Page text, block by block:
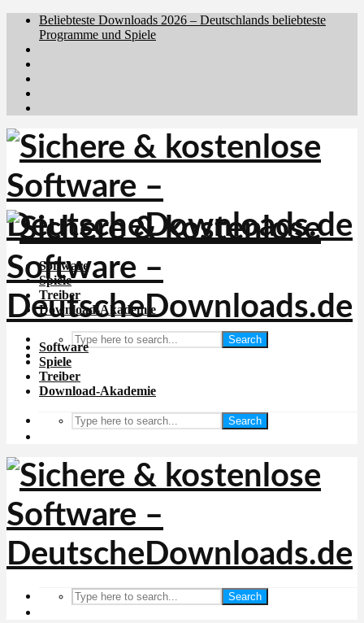
Beliebteste Downloads 2026 – Deutschlands beliebteste
Programme und Spiele
Software
Spiele
Treiber
Download-Akademie
Search
Software
Spiele
Treiber
Download-Akademie
Search
Search